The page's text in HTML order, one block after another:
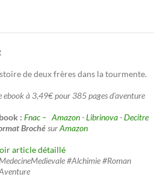
de deux frères dans la tourmente.
ebook à 3,49€ pour 385 pages d'aventure
: Fnac – Amazon-Librinova-Decitre
BrochésurAmazon
article détaillé
#Alchimie #Roman